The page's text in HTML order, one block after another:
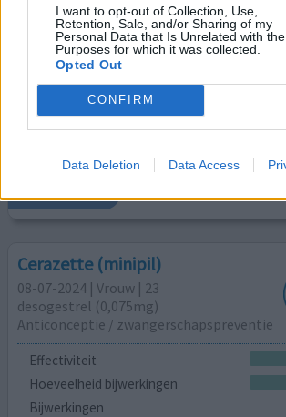
I want to opt-out of Collection, Use,
Retention, Sale, and/or Sharing of my
Personal Data that Is Unrelated with the
Purposes for which it was collected.
Opted Out
CONFIRM
Data Deletion Data Access
Ik had 6 maanden bloedingen met de
onderzoek in het ziekenhuis blijk ik te dik
baarmoederslijm te hebben.. slik deze pil
em na dag 2 heel heftig bloedverlies..
Volgens de gynaecoloog is dit normaal
lichaam moet wennen.. nou pff ben er
in 5 minuten al heel mijn verband vol..
Cerazette (minipil)
08-07-2024 | Vrouw | 23
desogestrel (0,075mg)
Anticonceptie / zwangerschapspreventie
Effectiviteit
Hoeveelheid bijwerkingen
Bijwerkingen